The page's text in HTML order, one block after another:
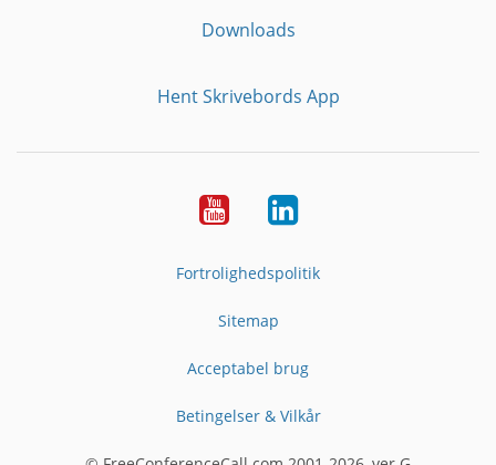
Downloads
Hent Skrivebords App
YouTubeLinkedIn
Fortrolighedspolitik
Sitemap
Acceptabel brug
Betingelser & Vilkår